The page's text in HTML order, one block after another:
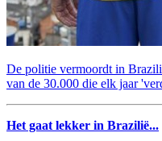
De politie vermoordt in
van de 30.000 die elk jaar
Het gaat lekker in Brazilië...